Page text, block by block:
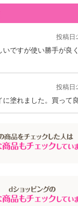
投稿日
ですが使い勝手が良
投稿日
塗れました。買って